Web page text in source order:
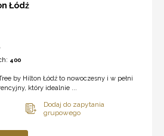
Łódź
400
by Hilton Łódź to nowoczesny i w pełni
który idealnie ...